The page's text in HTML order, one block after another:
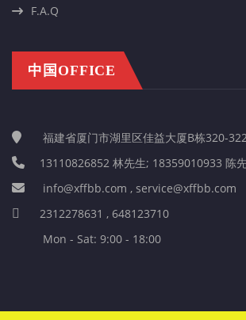
F.A.Q
中国OFFICE
福建省厦门市湖里区佳益大厦B栋320-322
13110826852 林先生; 18359010933 陈
info@xffbb.com , service@xffbb.com
2312278631 , 648123710
Mon - Sat: 9:00 - 18:00